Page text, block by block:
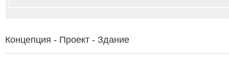
Концепция - Проект - Здание